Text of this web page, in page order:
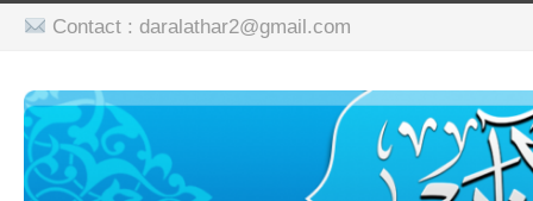
Contact : daralathar2@gmail.com